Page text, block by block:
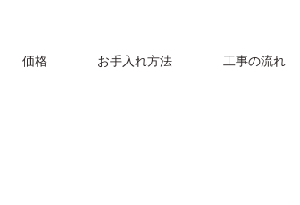
価格 お手入れ方法 工事の流れ